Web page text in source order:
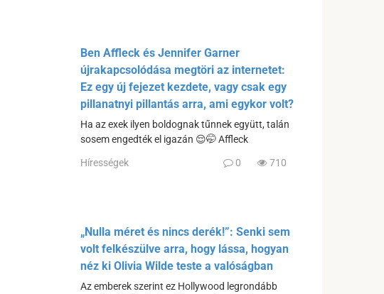
Ben Affleck és Jennifer Garner
újrakapcsolódása megtöri az internetet:
Ez egy új fejezet kezdete, vagy csak egy
pillanatnyi pillantás arra, ami egykor volt?
Ha az exek ilyen boldognak tűnnek együtt, talán
sosem engedték el igazán 😌🤭 Affleck
Hírességek 0 710
„Nulla méret és nincs derék!”: Senki sem
volt felkészülve arra, hogy lássa, hogyan
néz ki Olivia Wilde teste a valóságban
Az emberek szerint ez Hollywood legrondább